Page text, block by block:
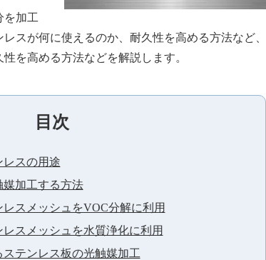
を加工
スが何に使えるのか、耐久性を高める方法など
を高める方法などを解説します。
目次
スの用途
媒加工する方法
スメッシュをVOC分解に利用
スメッシュを水質浄化に利用
テンレス板の光触媒加工